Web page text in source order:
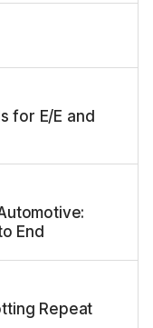
for E/E and
End
Repeat